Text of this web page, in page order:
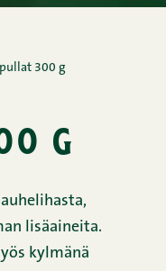
300 g
g
lisäaineita.
kylmänä